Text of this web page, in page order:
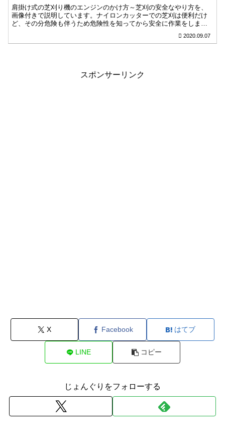
肩掛け式の芝刈り機のエンジンのかけ方～芝刈の安全なやり方を、
画像付きで説明しています。ナイロンカッターでの芝刈は便利だけ
ど、その分危険も伴うため危険性を知ってから安全に作業をしまし
2020.09.07
スポンサーリンク
X Facebook はてブ
LINE コピー
じょんぐりをフォローする